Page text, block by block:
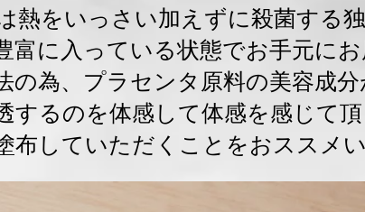
熱をいっさい加えずに殺菌する
富に入っている状態でお手元に
の為、プラセンタ原料の美容成分
するのを体感して体感を感じて
布していただくことをおススメい